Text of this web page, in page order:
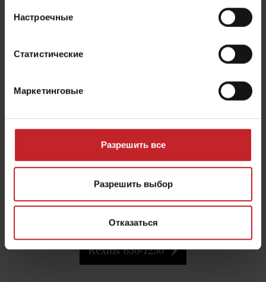
Настроечные
Статистические
Маркетинговые
Разрешить все
Разрешить выбор
Отказаться
Каток для тяжелых условий эксплуатации
Rexius 500-1230- это каток для тяжелых условий
эксплуатации, доступный в шести вариантах
ширин захвата: от 5,0 до 12,3 метров. Конструкция
обеспечивает долгий срок службы и максимальное
время работы в поле.
Rexius 650-1230